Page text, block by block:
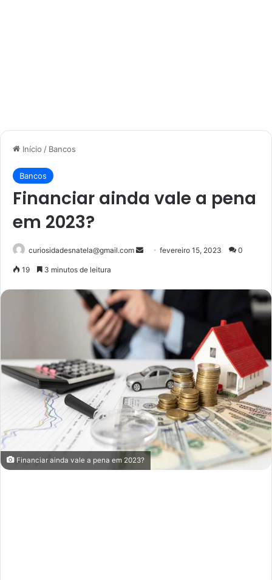
Início / Bancos
Bancos
Financiar ainda vale a pena
em 2023?
curiosidadesnatela@gmail.com
Mande
mail
fevereiro 15, 2023 0
19 3 minutos de leitura
Financiar ainda vale a pena em 2023?